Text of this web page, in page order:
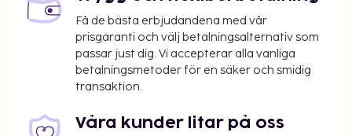
Läge
Så här bor du
hårtork, strykjärn och bad/dusch.
Få de bästa erbjudandena med vår
prisgaranti och välj betalningsalternativ som
passar just dig. Vi accepterar alla vanliga
betalningsmetoder för en säker och smidig
transaktion.
Våra kunder litar på oss